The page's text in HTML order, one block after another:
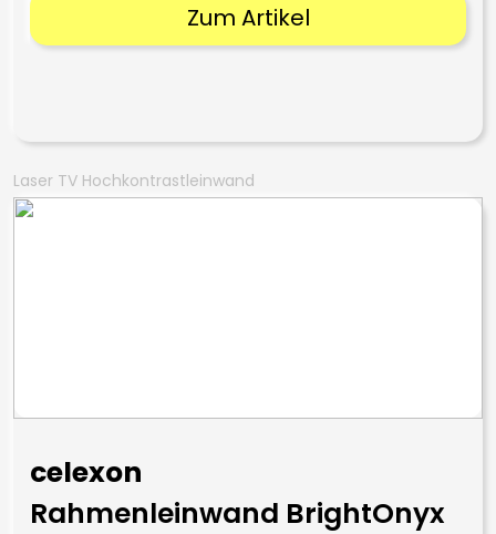
Zum Artikel
Laser TV Hochkontrastleinwand
celexon
Rahmenleinwand BrightOnyx